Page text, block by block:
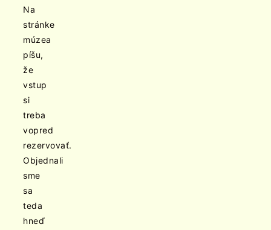
Na
stránke
múzea
píšu,
že
vstup
si
treba
vopred
rezervovať.
Objednali
sme
sa
teda
hneď